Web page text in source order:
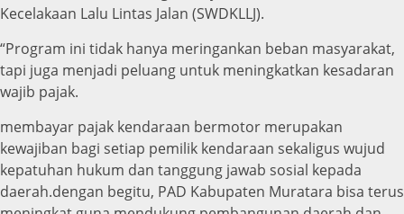
Kecelakaan Lalu Lintas Jalan (SWDKLLJ).
“Program ini tidak hanya meringankan beban masyarakat,
tapi juga menjadi peluang untuk meningkatkan kesadaran
wajib pajak.
membayar pajak kendaraan bermotor merupakan
kewajiban bagi setiap pemilik kendaraan sekaligus wujud
kepatuhan hukum dan tanggung jawab sosial kepada
daerah.dengan begitu, PAD Kabupaten Muratara bisa terus